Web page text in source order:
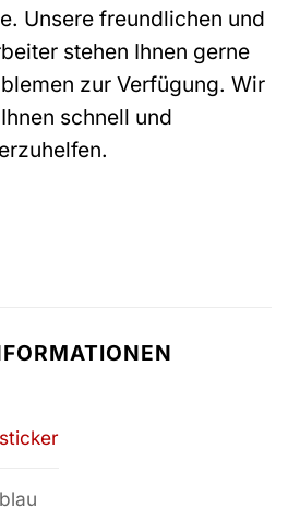
Unsere freundlichen und
stehen Ihnen gerne
zur Verfügung. Wir
schnell und